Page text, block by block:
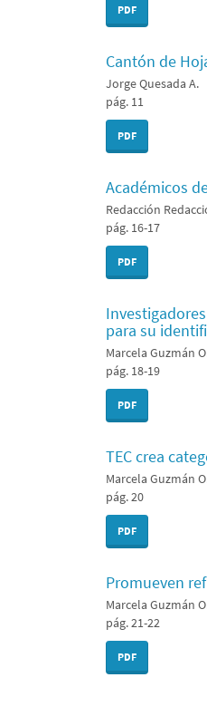
PDF
Cantón de
Jorge Quesada A.
pág. 11
PDF
Académicos
Redacción
pág. 16-17
PDF
para su
Marcela Guzmán
pág. 18-19
PDF
TEC crea
Marcela Guzmán
pág. 20
PDF
Promueven
Marcela Guzmán
pág. 21-22
PDF